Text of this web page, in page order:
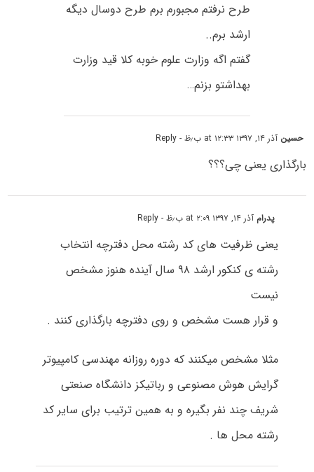
طرح نرفتم مجبورم برم طرح دوسال دیگه
ارشد برم..
گفتم اگه وزارت علوم خوبه کلا قید وزارت
بهداشتو بزنم…
حسین آذر ۱۴, ۱۳۹۷ at ۱۲:۳۳ ب٫ظ - Reply
بارگذاری یعنی چی؟؟؟
پدرام آذر ۱۴, ۱۳۹۷ at ۲:۰۹ ب٫ظ - Reply
یعنی ظرفیت های کد رشته محل دفترچه انتخاب
رشته ی کنکور ارشد ۹۸ سال آینده هنوز مشخص
نیست
و قرار هست مشخص و روی دفترچه بارگذاری کنند .
مثلا مشخص میکنند که دوره روزانه مهندسی کامپیوتر
گرایش هوش مصنوعی و رباتیکز دانشگاه صنعتی
شریف چند نفر بگیره و به همین ترتیب برای سایر کد
رشته محل ها .